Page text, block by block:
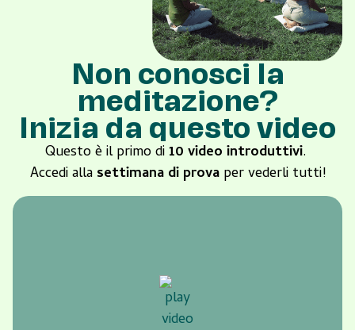
Non conosci la
meditazione?
Inizia da questo video
Questo è il primo di10 video introduttivi.
Accedi alla settimana di provaper vederli tutti!